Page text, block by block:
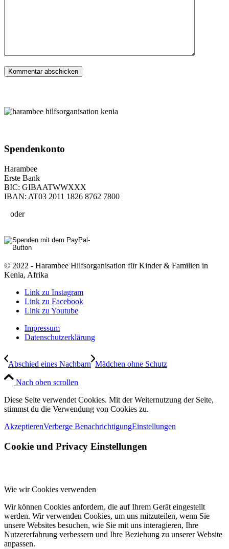
Spenden­konto
Harambee
Erste Bank
BIC: GIBAATWWXXX
IBAN: AT03 2011 1826 8762 7800
oder
© 2022 - Harambee Hilfsorganisation für Kinder & Familien in
Kenia, Afrika
Link zu Instagram
Link zu Facebook
Link zu Youtube
Impressum
Datenschutzerklärung
Abschied eines Nachbarn Mädchen ohne Schutz
Nach oben scrollen
Diese Seite verwendet Cookies. Mit der Weiternutzung der Seite,
stimmst du die Verwendung von Cookies zu.
AkzeptierenVerberge BenachrichtigungEinstellungen
Cookie und Privacy Einstellungen
Wie wir Cookies verwenden
Wir können Cookies anfordern, die auf Ihrem Gerät eingestellt
werden. Wir verwenden Cookies, um uns mitzuteilen, wenn Sie
unsere Websites besuchen, wie Sie mit uns interagieren, Ihre
Nutzererfahrung verbessern und Ihre Beziehung zu unserer Website
anpassen.